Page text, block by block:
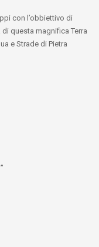
con l’obbiettivo di
questa magnifica Terra
e Strade di Pietra